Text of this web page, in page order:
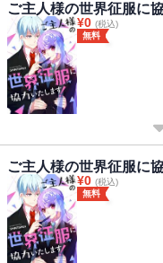
ご主人様の世界征服に
¥0 (税込)
無料
ご主人様の世界征服に
¥0 (税込)
無料